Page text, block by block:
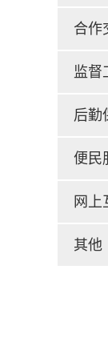
合作
监督
后勤
便民
网上
其他